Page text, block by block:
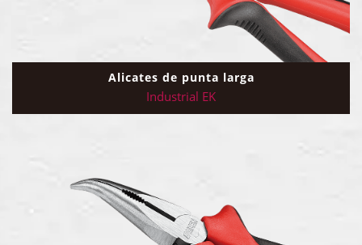
Alicates de punta larga
Industrial EK